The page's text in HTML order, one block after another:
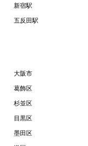
貸借契約（以下
ことで、利用者の
を意味します。
ために必要な当社
間、オプション等
結後から契約期間
解除することを意
新宿駅
五反田駅
大阪市
葛飾区
杉並区
目黒区
墨田区